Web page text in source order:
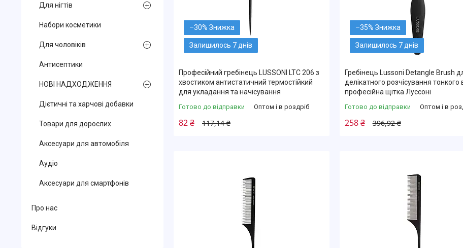
–30%
Залишилось 7 днів
Професійний гребінець LUSSONI LTC 206 з
хвостиком антистатичний термостійкий
для укладання та начісування
Готово до відправки Оптом і в роздріб
117,14 ₴
82 ₴
–35%
Залишилось 7 днів
Гребінець Lussoni Detangle Brush
делікатного розчісування тонкого
професійна щітка Луссоні
Готово до відправки Оптом і в
396,92 ₴
258 ₴
Для нігтів
Набори косметики
Для чоловіків
Антисептики
НОВІ НАДХОДЖЕННЯ
Дієтичні та харчові добавки
Товари для дорослих
Аксесуари для автомобіля
Аудіо
Аксесуари для смартфонів
Про нас
Відгуки